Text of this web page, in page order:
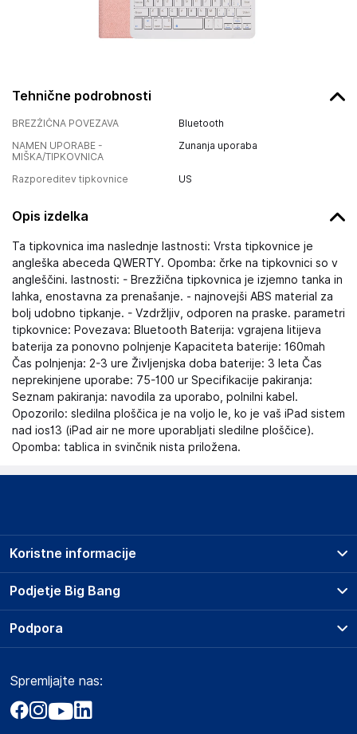
Tehnične podrobnosti
BREZŽIČNA POVEZAVA
Bluetooth
NAMEN UPORABE -
MIŠKA/TIPKOVNICA
Zunanja uporaba
Razporeditev tipkovnice US
Opis izdelka
Ta tipkovnica ima naslednje lastnosti: Vrsta tipkovnice je
angleška abeceda QWERTY. Opomba: črke na tipkovnici so v
angleščini. lastnosti: - Brezžična tipkovnica je izjemno tanka in
lahka, enostavna za prenašanje. - najnovejši ABS material za
bolj udobno tipkanje. - Vzdržljiv, odporen na praske. parametri
tipkovnice: Povezava: Bluetooth Baterija: vgrajena litijeva
baterija za ponovno polnjenje Kapaciteta baterije: 160mah
Čas polnjenja: 2-3 ure Življenjska doba baterije: 3 leta Čas
neprekinjene uporabe: 75-100 ur Specifikacije pakiranja:
Seznam pakiranja: navodila za uporabo, polnilni kabel.
Opozorilo: sledilna ploščica je na voljo le, ko je vaš iPad sistem
nad ios13 (iPad air ne more uporabljati sledilne ploščice).
Opomba: tablica in svinčnik nista priložena.
Podjetje Big Bang
O podjetju
Obvestila za javnost
Akt o digitalnih storitvah
Koristne informacije
Prodajna mesta
Storitve
Dostava, vnos in odvoz
Zavarovanje izdelkov
Podpora
Marketplace
Kako oddati naročilo?
Spremljajte nas: